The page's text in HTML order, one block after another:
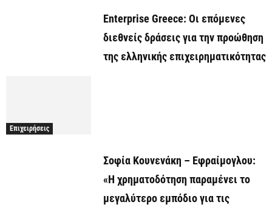
Enterprise Greece: Οι επόμενες
διεθνείς δράσεις για την προώθηση
της ελληνικής επιχειρηματικότητας
Επιχειρήσεις
Σοφία Κουνενάκη – Εφραίμογλου:
«Η χρηματοδότηση παραμένει το
μεγαλύτερο εμπόδιο για τις